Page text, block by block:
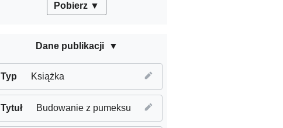
Pobierz ▼
Dane publikacji
Typ Książka
Tytuł Budowanie z pumeksu